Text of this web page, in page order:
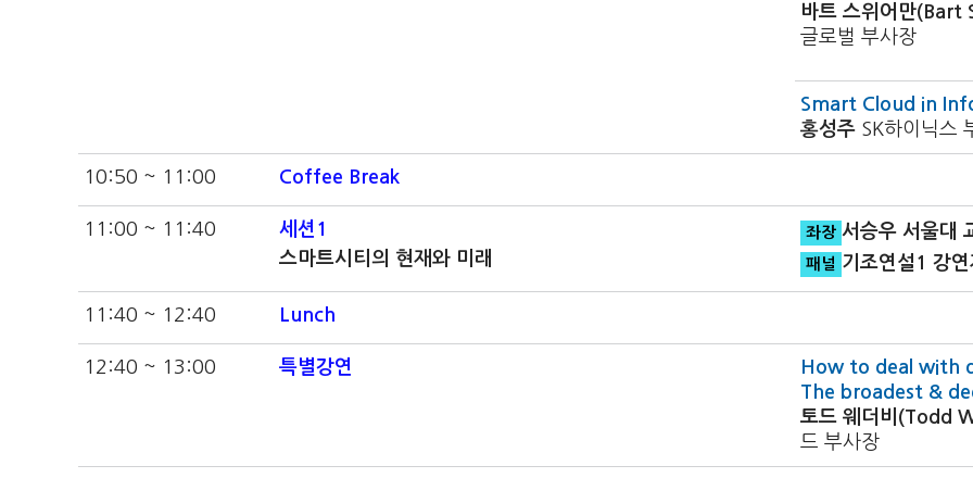
바트 스위어만(Bart
글로벌 부사장
Smart Cloud in
홍성주 SK하이닉스
10:50 ~ 11:00 Coffee Break
11:00 ~ 11:40
세션1
스마트시티의 현재와 미래
좌장 서승우 서울대
패널 기조연설1 강연
11:40 ~ 12:40 Lunch
12:40 ~ 13:00 특별강연
How to deal with
The broadest &
토드 웨더비(Todd
드 부사장